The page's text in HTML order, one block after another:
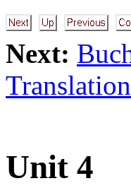
Next:
Unit 4